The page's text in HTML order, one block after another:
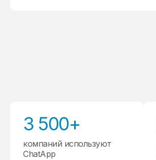
3 500+
компаний используют
ChatApp